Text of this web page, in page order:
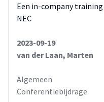
Een in-company
NEC
2023-09-19
van der Laan, Marten
Algemeen
Conferentiebijdrage